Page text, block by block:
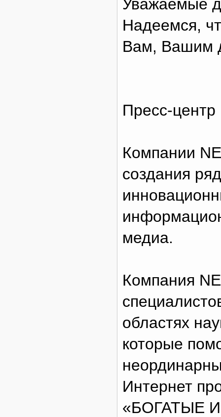
Уважаемые
Надеемся,
Вам, Вашим
Пресс-центр
Компании
создания
медиа.
Компания
областях
которые
Интернет
«БОГАТЫЕ